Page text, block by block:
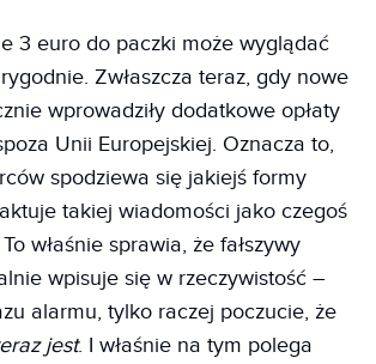
3 euro do paczki może wyglądać
Zwłaszcza teraz, gdy nowe
wprowadziły dodatkowe opłaty
Unii Europejskiej. Oznacza to,
spodziewa się jakiejś formy
takiej wiadomości jako czegoś
właśnie sprawia, że fałszywy
wpisuje się w rzeczywistość –
alarmu, tylko raczej poczucie, że
jest. I właśnie na tym polega